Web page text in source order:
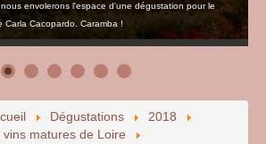
envolerons l'espace d'une dégustation pour le
Carla Cacopardo. Caramba !
Dégustations
2018
matures de Loire